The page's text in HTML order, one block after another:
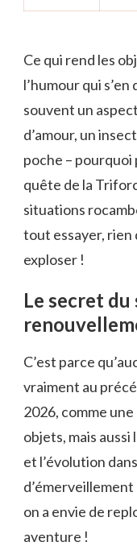
Ce qui rend les
l’humour qui
souvent un
d’amour, un
poche – pourquoi
quête de la
situations
tout essayer, rien
exploser !
Le secret du
C’est parce
vraiment au
2026, comme
objets, mais
et l’évolution
on a envie de
aventure !